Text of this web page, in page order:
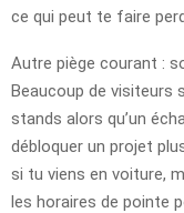
ce qui peut te faire
Autre piège courant :
Beaucoup de visiteurs
stands alors qu’un
débloquer un projet
si tu viens en voiture,
les horaires de pointe